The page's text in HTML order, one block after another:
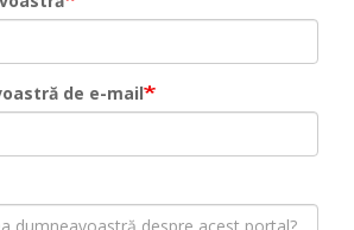
de e-mail